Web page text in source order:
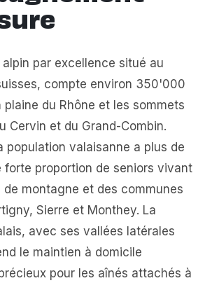
par excellence situé au
compte environ 350'000
du Rhône et les sommets
Cervin et du Grand-Combin.
population valaisanne a plus de
forte proportion de seniors vivant
montagne et des communes
Sierre et Monthey. La
avec ses vallées latérales
le maintien à domicile
pour les aînés attachés à